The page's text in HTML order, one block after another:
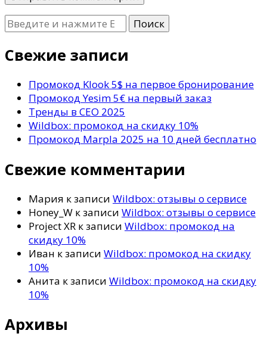
Ищите
что-
то?
Свежие записи
Промокод Klook 5$ на первое бронирование
Промокод Yesim 5€ на первый заказ
Тренды в СЕО 2025
Wildbox: промокод на скидку 10%
Промокод Marpla 2025 на 10 дней бесплатно
Свежие комментарии
Мария к записи Wildbox: отзывы о сервисе
Honey_W к записи Wildbox: отзывы о сервисе
Project XR к записи Wildbox: промокод на
скидку 10%
Иван к записи Wildbox: промокод на скидку
10%
Анита к записи Wildbox: промокод на скидку
10%
Архивы